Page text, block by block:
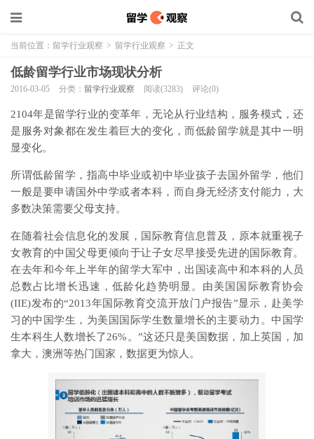
当前位置： 留学行业观察 > 留学行业观察 > 正文
低龄留学行业市场现状分析
2016-03-05 分类： 留学行业观察 阅读(3283) 评论(0)
2104年是留学行业的变革年，无论从行业结构，服务模式，还
是服务对象都在发生着巨大的变化，而低龄留学就是其中一明
显变化。
所谓低龄留学，指高中毕业或初中毕业孩子去国外留学，他们
一般是要申请国外中学或者本科，而自身无经济支付能力，大
多数决策需要父母支持。
在随着社会信息化的发展，国际教育信息普及，原本就重视子
女教育的中国父母更倾向于让子女尽早接受先进的国际教育。
在去年和今年上半年的留学大军中，出国读高中和本科的人员
总数占比增长迅速，低龄化趋势明显。由美国国际教育协会
(IIE)发布的“2013年国际教育交流开放门户报告”显示，赴美学
习的中国学生，为美国国际学生数量增长的主要动力。中国学
生本科生人数增长了26%。”这还只是美国数据，加上英国，加
拿大，澳洲等热门国家，数据更为惊人。